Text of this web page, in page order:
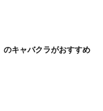
キャバクラがおすすめ